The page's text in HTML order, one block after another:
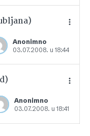
Anonimno
03.07.2008. u 18:44
u favorite
Anonimno
03.07.2008. u 18:41
u favorite